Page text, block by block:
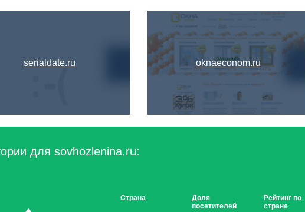
serialdate.ru oknaeconom.ru
для sovhozlenina.ru:
Страна
Доля
посетителей
Рейтинг по
стране